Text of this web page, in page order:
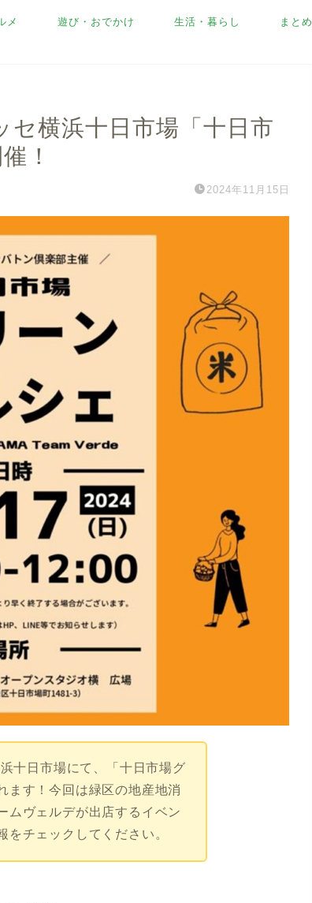
メ 遊び・おでかけ 生活・暮らし まとめ
セ横浜十日市場「十日市
！
2024年11月15日
十日市場にて、「十日市場グ
ます！今回は緑区の地産地消
ムヴェルデが出店するイベン
をチェックしてください。